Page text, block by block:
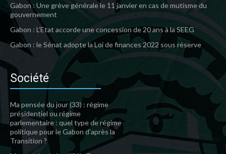
Gabon : Une grève générale le 11 janvier en cas de mutisme du
gouvernement
Gabon : L’Etat accorde une concession de 20 ans à la SEEG
Gabon : le Sénat adopte la Loi de finances 2022 sous réserve
Société
Ma pensée du jour (33) : régime
présidentiel ou régime
parlementaire : quel type de régime
politique pour le Gabon d’après la
Transition ?